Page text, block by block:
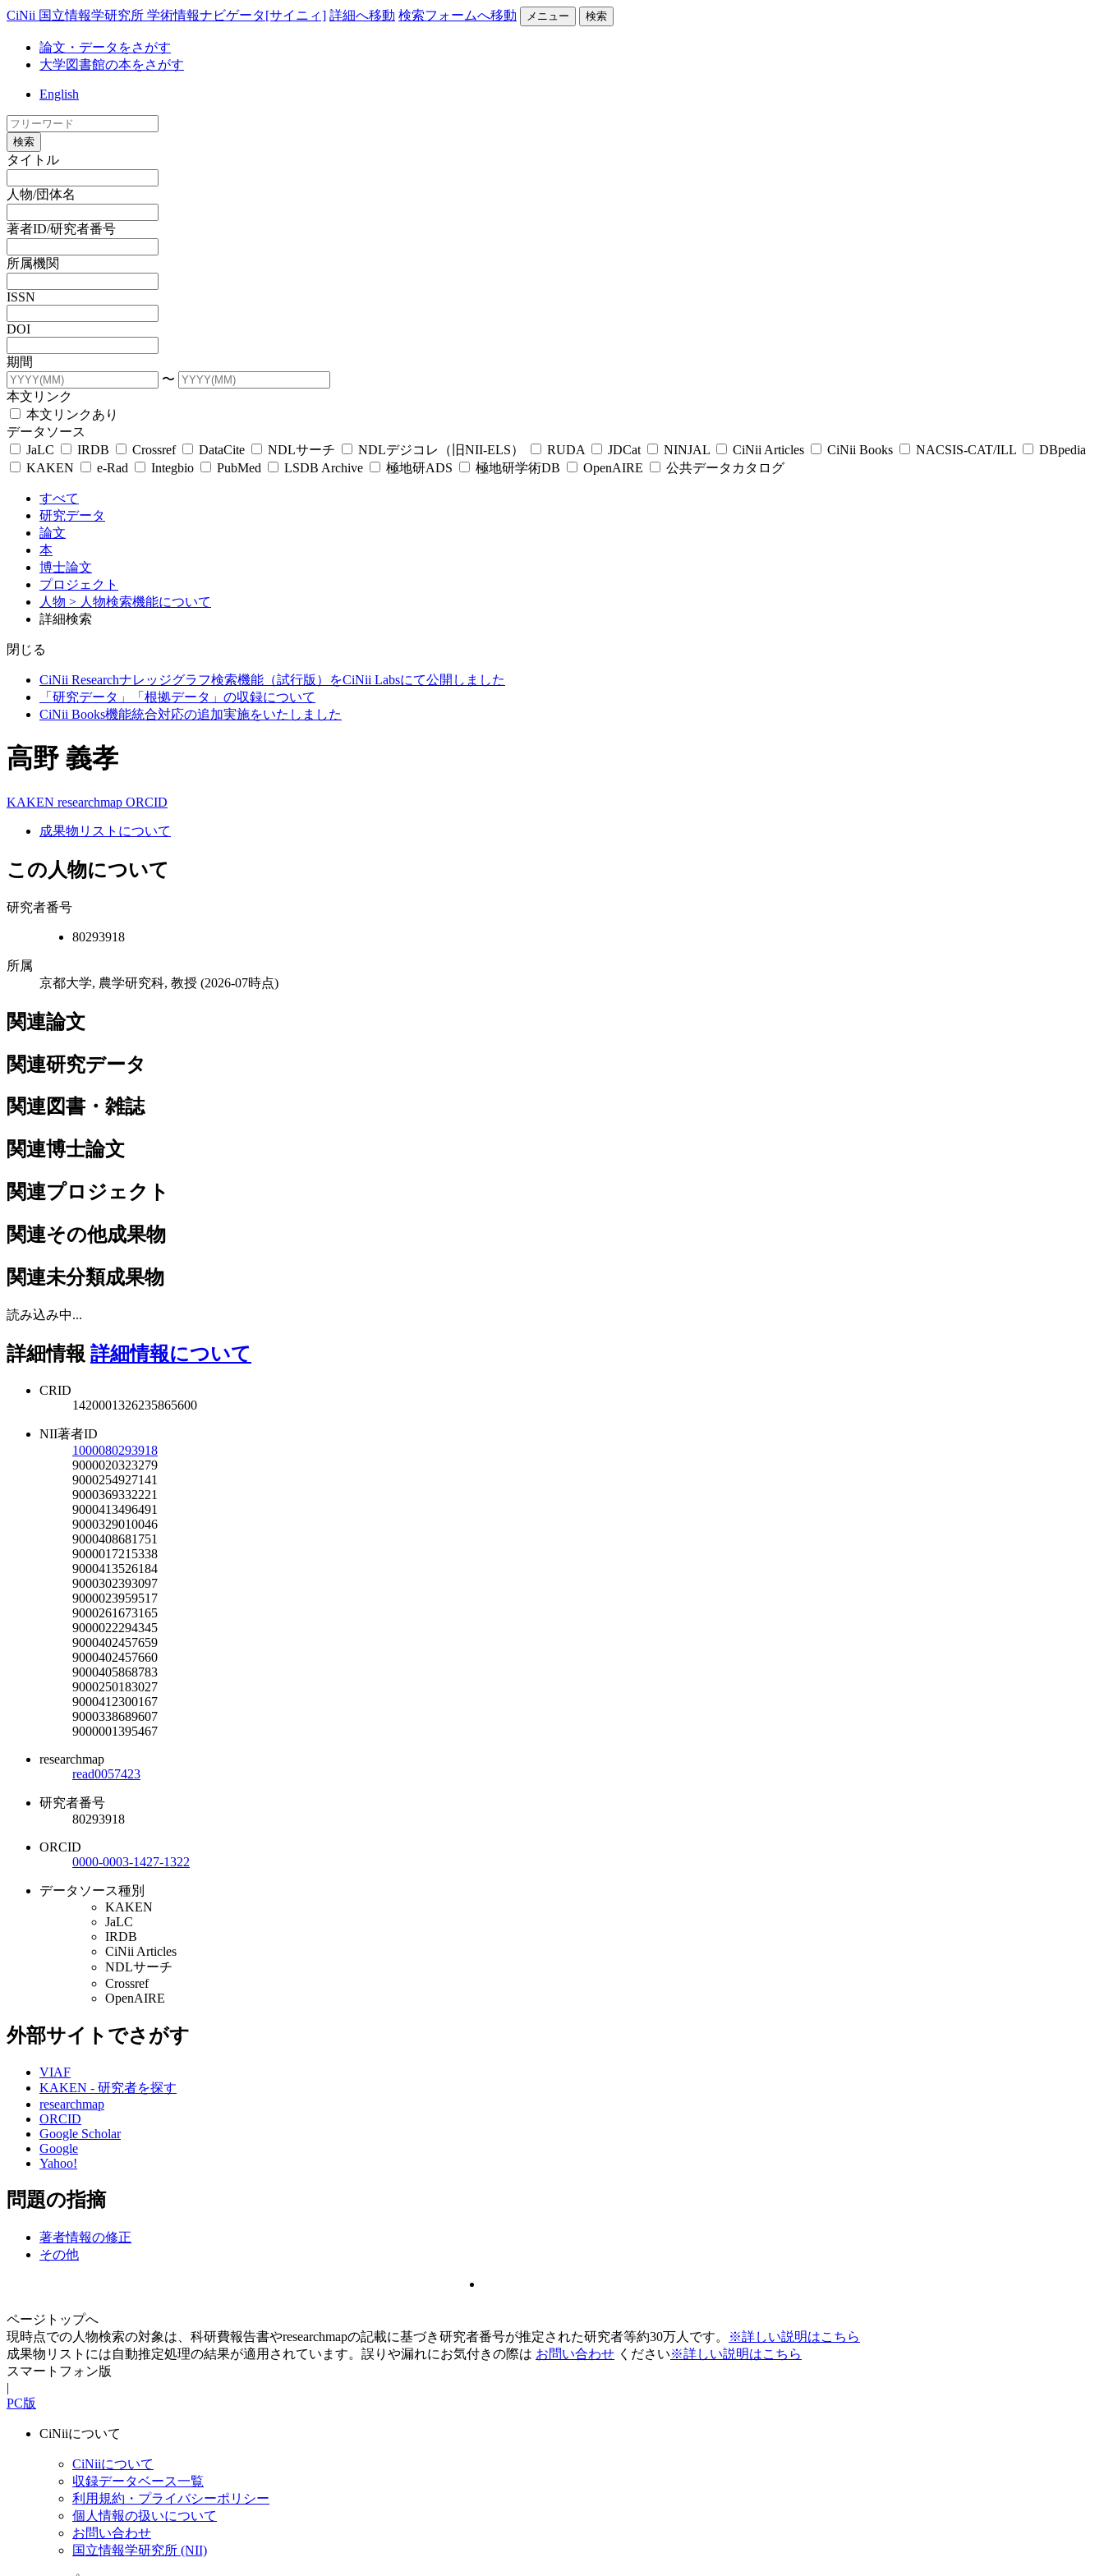
CiNii 国立情報学研究所 学術情報ナビゲータ[サイニィ] 詳細へ移動 検索フォームへ移動 メニュー 検索
論文・データをさがす
大学図書館の本をさがす
English
検索
タイトル
人物/団体名
著者ID/研究者番号
所属機関
ISSN
DOI
期間
〜
本文リンク
本文リンクあり
データソース
JaLC
IRDB Crossref DataCite NDLサーチ NDLデジコレ（旧NII-ELS） RUDA JDCat NINJAL CiNii Articles CiNii Books NACSIS-CAT/ILL
DBpedia
KAKEN
e-Rad Integbio PubMed LSDB Archive 極地研ADS 極地研学術DB OpenAIRE 公共データカタログ
すべて
研究データ
論文
本
博士論文
プロジェクト
人物 > 人物検索機能について
詳細検索
閉じる
CiNii Researchナレッジグラフ検索機能（試行版）をCiNii Labsにて公開しました
「研究データ」「根拠データ」の収録について
CiNii Books機能統合対応の追加実施をいたしました
高野 義孝
KAKEN researchmap ORCID
成果物リストについて
この人物について
研究者番号
80293918
所属
京都大学, 農学研究科, 教授 (2026-07時点)
関連論文
関連研究データ
関連図書・雑誌
関連博士論文
関連プロジェクト
関連その他成果物
関連未分類成果物
読み込み中...
詳細情報 詳細情報について
CRID
1420001326235865600
NII著者ID
1000080293918
9000020323279
9000254927141
9000369332221
9000413496491
9000329010046
9000408681751
9000017215338
9000413526184
9000302393097
9000023959517
9000261673165
9000022294345
9000402457659
9000402457660
9000405868783
9000250183027
9000412300167
9000338689607
9000001395467
researchmap
read0057423
研究者番号
80293918
ORCID
0000-0003-1427-1322
データソース種別
KAKEN
JaLC
IRDB
CiNii Articles
NDLサーチ
Crossref
OpenAIRE
外部サイトでさがす
VIAF
KAKEN - 研究者を探す
researchmap
ORCID
Google Scholar
Google
Yahoo!
問題の指摘
著者情報の修正
その他
ページトップへ
現時点での人物検索の対象は、科研費報告書やresearchmapの記載に基づき研究者番号が推定された研究者等約30万人です。
※詳しい説明はこちら
成果物リストには自動推定処理の結果が適用されています。誤りや漏れにお気付きの際は お問い合わせ ください※詳しい説明はこちら
スマートフォン版
|
PC版
CiNiiについて
CiNiiについて
収録データベース一覧
利用規約・プライバシーポリシー
個人情報の扱いについて
お問い合わせ
国立情報学研究所 (NII)